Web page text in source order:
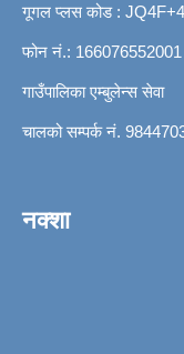
गूगल प्लस कोड :
फोन नं.: 166076552001
गाउँपालिका एम्बुलेन्स सेवा
चालको सम्पर्क नं.
नक्शा